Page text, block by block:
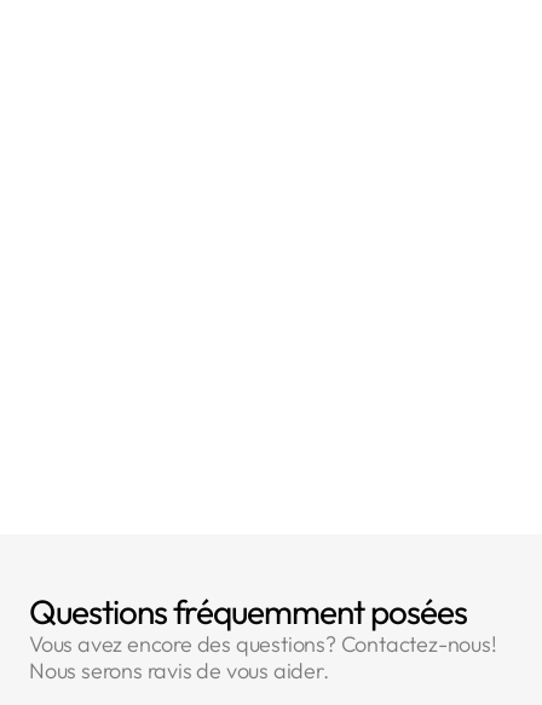
Questions fréquemment posées
Vous avez encore des questions? Contactez-nous!
Nous serons ravis de vous aider.